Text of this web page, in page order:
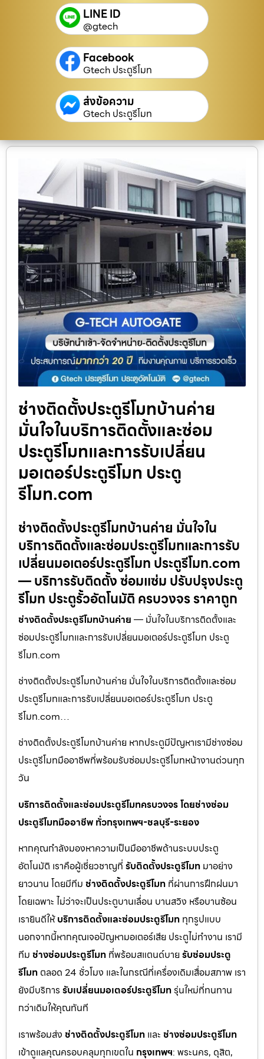
LINE ID
@gtech
Facebook
Gtech ประตูรีโมท
ส่งข้อความ
Gtech ประตูรีโมท
ช่างติดตั้งประตูรีโมทบ้านค่าย
มั่นใจในบริการติดตั้งและซ่อม
ประตูรีโมทและการรับเปลี่ยน
มอเตอร์ประตูรีโมท ประตู
รีโมท.com
ช่างติดตั้งประตูรีโมทบ้านค่าย มั่นใจใน
บริการติดตั้งและซ่อมประตูรีโมทและการรับ
เปลี่ยนมอเตอร์ประตูรีโมท ประตูรีโมท.com
— บริการรับติดตั้ง ซ่อมแซ่ม ปรับปรุงประตู
รีโมท ประตูรั้วอัตโนมัติ ครบวงจร ราคาถูก
ช่างติดตั้งประตูรีโมทบ้านค่าย — มั่นใจในบริการติดตั้งและ
ซ่อมประตูรีโมทและการรับเปลี่ยนมอเตอร์ประตูรีโมท ประตู
รีโมท.com
ช่างติดตั้งประตูรีโมทบ้านค่าย มั่นใจในบริการติดตั้งและซ่อม
ประตูรีโมทและการรับเปลี่ยนมอเตอร์ประตูรีโมท ประตู
รีโมท.com…
ช่างติดตั้งประตูรีโมทบ้านค่าย หากประตูมีปัญหาเรามีช่างซ่อม
ประตูรีโมทมืออาชีพที่พร้อมรับซ่อมประตูรีโมทหน้างานด่วนทุก
วัน
บริการติดตั้งและซ่อมประตูรีโมทครบวงจร โดยช่างซ่อม
ประตูรีโมทมืออาชีพ ทั่วกรุงเทพฯ-ชลบุรี-ระยอง
หากคุณกำลังมองหาความเป็นมืออาชีพด้านระบบประตู
อัตโนมัติ เราคือผู้เชี่ยวชาญที่ รับติดตั้งประตูรีโมท มาอย่าง
ยาวนาน โดยมีทีม ช่างติดตั้งประตูรีโมท ที่ผ่านการฝึกฝนมา
โดยเฉพาะ ไม่ว่าจะเป็นประตูบานเลื่อน บานสวิง หรือบานซ้อน
เรายินดีให้บริการติดตั้งและซ่อมประตูรีโมท ทุกรูปแบบ
นอกจากนี้หากคุณเจอปัญหามอเตอร์เสีย ประตูไม่ทำงาน เรามี
ทีม ช่างซ่อมประตูรีโมท ที่พร้อมสแตนด์บาย รับซ่อมประตู
รีโมท ตลอด 24 ชั่วโมง และในกรณีที่เครื่องเดิมเสื่อมสภาพ เรา
ยังมีบริการ รับเปลี่ยนมอเตอร์ประตูรีโมทรุ่นใหม่ที่ทนทาน
กว่าเดิมให้คุณทันที
เราพร้อมส่ง ช่างติดตั้งประตูรีโมท และ ช่างซ่อมประตูรีโมท
เข้าดูแลคุณครอบคลุมทุกเขตใน กรุงเทพฯ: พระนคร, ดุสิต,